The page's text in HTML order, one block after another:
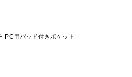
PC用パッド付きポケット